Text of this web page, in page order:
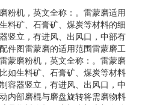
粉机，英文全称：。雷蒙磨适用
料矿、石膏矿、煤炭等材料的细
竖立，有进风、出风口，中部有
件图雷蒙磨的适用范围雷蒙磨工
蒙磨粉机，英文全称：。雷蒙磨
如生料矿、石膏矿、煤炭等材料
容器竖立，有进风、出风口，中
内部磨棍与磨盘旋转将需磨物料